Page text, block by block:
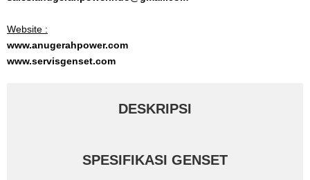
Website :
www.anugerahpower.com
www.servisgenset.com
DESKRIPSI
SPESIFIKASI GENSET